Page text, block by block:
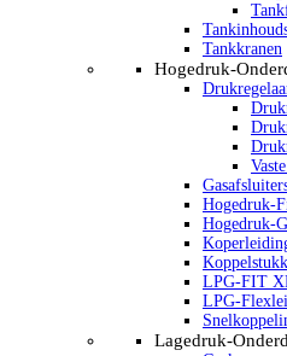
Tankkranen
Hogedruk-
Hogedruk-
Hogedruk-
LPG-FIT
LPG-
Lagedruk-